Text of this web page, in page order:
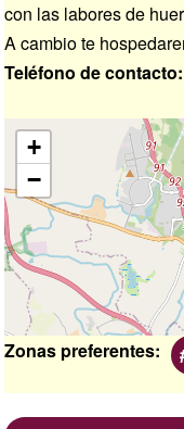
con las labores de
A cambio te
Teléfono de contacto
Ubicación
+
−
Zonas preferentes